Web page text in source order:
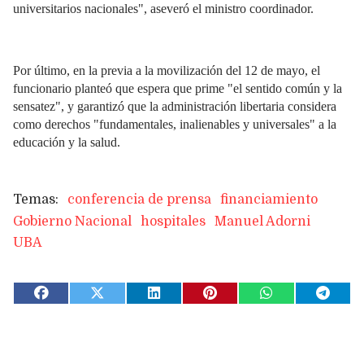
universitarios nacionales", aseveró el ministro coordinador.
Por último, en la previa a la movilización del 12 de mayo, el
funcionario planteó que espera que prime "el sentido común y la
sensatez", y garantizó que la administración libertaria considera
como derechos "fundamentales, inalienables y universales" a la
educación y la salud.
conferencia de prensa
financiamiento
Gobierno Nacional
hospitales
Manuel Adorni
UBA